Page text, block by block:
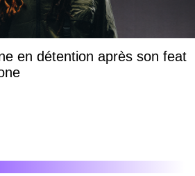
en détention après son feat